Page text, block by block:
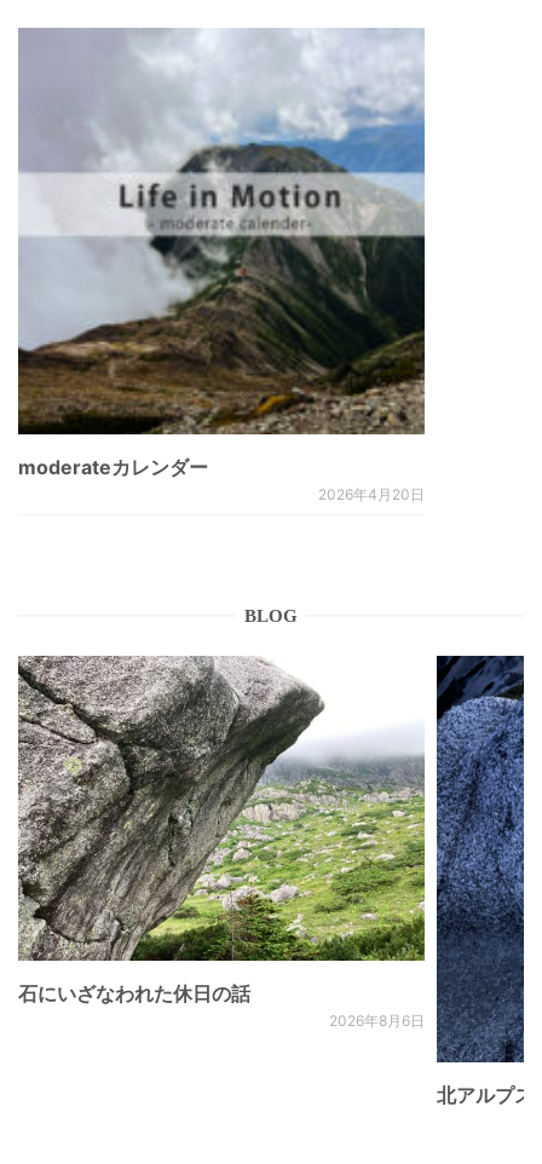
moderateカレンダー
2026年4月20日
BLOG
石にいざなわれた休日の話
2026年8月6日
北アルプ